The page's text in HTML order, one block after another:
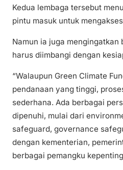
Kedua lembaga tersebut
pintu masuk untuk
Namun ia juga
harus diimbangi dengan
“Walaupun Green Climate
pendanaan yang tinggi,
sederhana. Ada berbagai
dipenuhi, mulai dari
safeguard, governance
dengan kementerian,
berbagai pemangku